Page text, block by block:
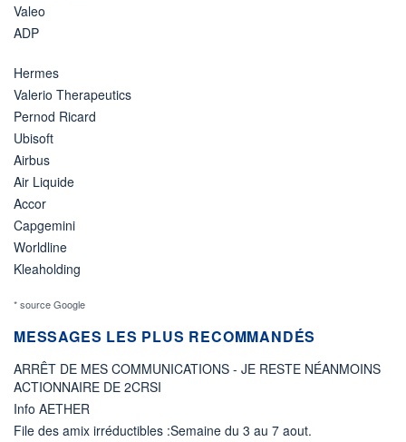
Valeo
ADP
Hermes
Valerio Therapeutics
Pernod Ricard
Ubisoft
Airbus
Air Liquide
Accor
Capgemini
Worldline
Kleaholding
* source Google
MESSAGES LES PLUS RECOMMANDÉS
ARRÊT DE MES COMMUNICATIONS - JE RESTE NÉANMOINS
ACTIONNAIRE DE 2CRSI
Info AETHER
File des amix irréductibles :Semaine du 3 au 7 aout.